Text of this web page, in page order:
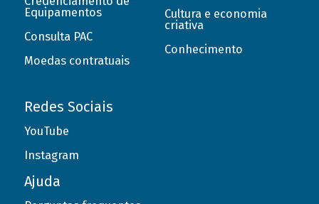
Equipamentos
Consulta PAC
Moedas contratuais
Cultura e economia
criativa
Conhecimento
Redes Sociais
YouTube
Instagram
Ajuda